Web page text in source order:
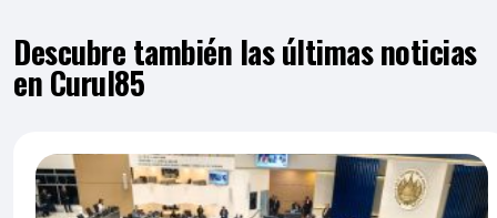
Descubre también las últimas noticias
en Curul85